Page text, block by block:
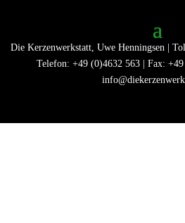
Die Kerzenwerkstatt, Uwe Henningsen |
Telefon: +49 (0)4632 563 | Fax: